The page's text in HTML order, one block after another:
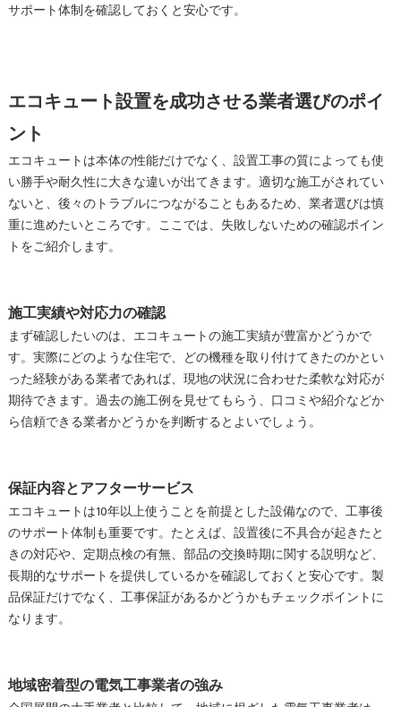
サポート体制を確認しておくと安心です。
エコキュート設置を成功させる業者選びのポイ
ント
エコキュートは本体の性能だけでなく、設置工事の質によっても使
い勝手や耐久性に大きな違いが出てきます。適切な施工がされてい
ないと、後々のトラブルにつながることもあるため、業者選びは慎
重に進めたいところです。ここでは、失敗しないための確認ポイン
トをご紹介します。
施工実績や対応力の確認
まず確認したいのは、エコキュートの施工実績が豊富かどうかで
す。実際にどのような住宅で、どの機種を取り付けてきたのかとい
った経験がある業者であれば、現地の状況に合わせた柔軟な対応が
期待できます。過去の施工例を見せてもらう、口コミや紹介などか
ら信頼できる業者かどうかを判断するとよいでしょう。
保証内容とアフターサービス
エコキュートは10年以上使うことを前提とした設備なので、工事後
のサポート体制も重要です。たとえば、設置後に不具合が起きたと
きの対応や、定期点検の有無、部品の交換時期に関する説明など、
長期的なサポートを提供しているかを確認しておくと安心です。製
品保証だけでなく、工事保証があるかどうかもチェックポイントに
なります。
地域密着型の電気工事業者の強み